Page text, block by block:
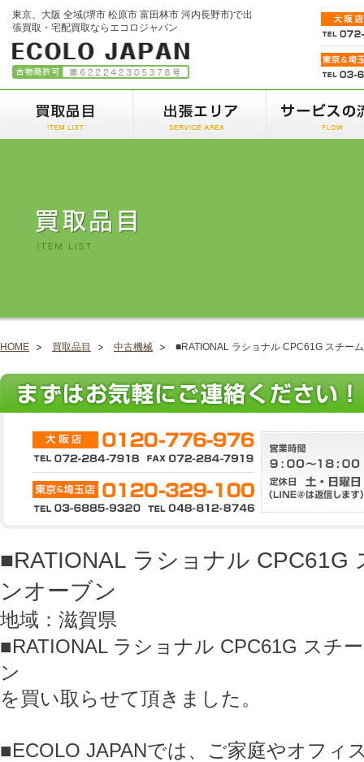
東京、大阪 全域(堺市 松原市 富田林市 河内長野市)で出
張買取・宅配買取ならエコロジャパン
HOME 買取品目 中古機械 ■RATIONAL ラショナル CPC61G スチー
■RATIONAL ラショナル CPC61G
ンオーブン
地域：滋賀県
■RATIONAL ラショナル CPC61G スチ
ン
を買い取らせて頂きました。
■ECOLO JAPANでは、ご家庭やオフィ